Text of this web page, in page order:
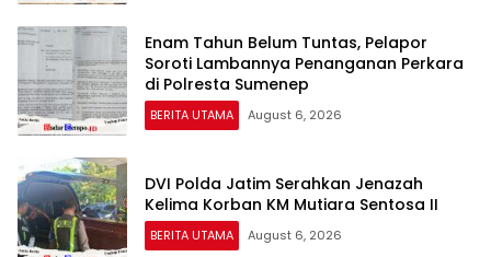
Enam Tahun Belum Tuntas, Pelapor
Soroti Lambannya Penanganan Perkara
di Polresta Sumenep
BERITA UTAMA August 6, 2026
DVI Polda Jatim Serahkan Jenazah
Kelima Korban KM Mutiara Sentosa II
BERITA UTAMA August 6, 2026